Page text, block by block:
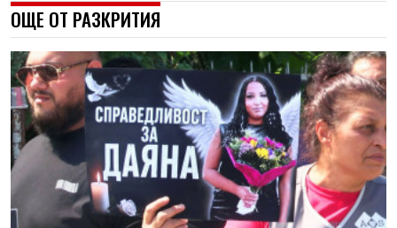
ОЩЕ ОТ РАЗКРИТИЯ